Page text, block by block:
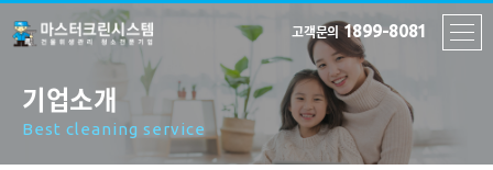
고객문의 1899-8081
기업소개
Best cleaning service